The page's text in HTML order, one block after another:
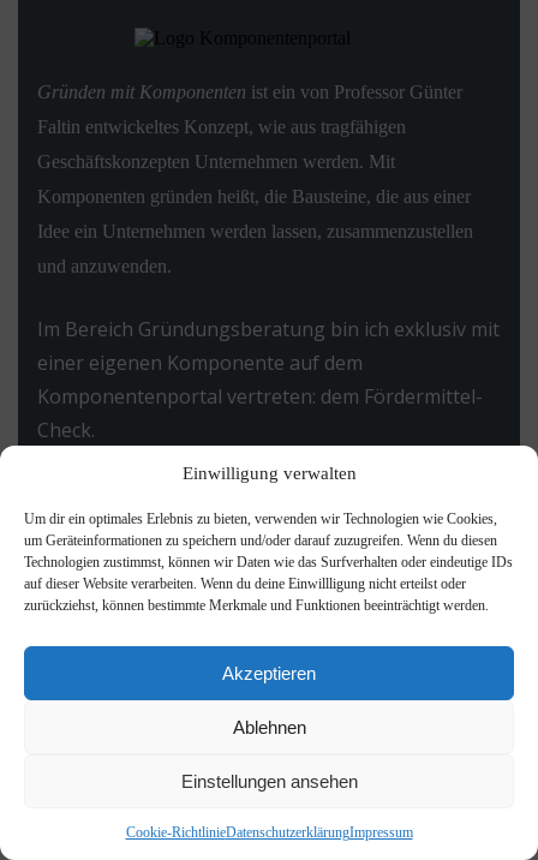
Einwilligung verwalten
Um dir ein optimales Erlebnis zu bieten, verwenden wir Technologien wie Cookies,
um Geräteinformationen zu speichern und/oder darauf zuzugreifen. Wenn du diesen
Technologien zustimmst, können wir Daten wie das Surfverhalten oder eindeutige IDs
auf dieser Website verarbeiten. Wenn du deine Einwillligung nicht erteilst oder
zurückziehst, können bestimmte Merkmale und Funktionen beeinträchtigt werden.
Akzeptieren
Ablehnen
Einstellungen ansehen
Cookie-RichtlinieDatenschutzerklärungImpressum
Gründen mit Komponenten ist ein von Professor Günter
Faltin entwickeltes Konzept, wie aus tragfähigen
Geschäftskonzepten Unternehmen werden. Mit
Komponenten gründen heißt, die Bausteine, die aus einer
Idee ein Unternehmen werden lassen, zusammenzustellen
und anzuwenden.
Im Bereich Gründungsberatung bin ich exklusiv mit
einer eigenen Komponente auf dem
Komponentenportal vertreten: dem Fördermittel-
Check.
MEHR
2010 starteteFÜR GRÜNDERmit der Idee,
Unternehmer mit Informationen zu begleiten:
Unternehmens. Heute unterstützt das Online-
durch spezielle Tools, als Netzwerkpartner, mit